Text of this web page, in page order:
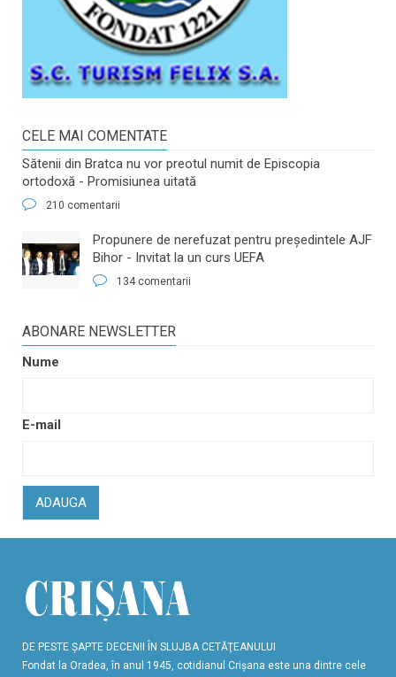
CELE MAI COMENTATE
Sătenii din Bratca nu vor preotul numit de Episcopia
ortodoxă - Promisiunea uitată
210 comentarii
​Propunere de nerefuzat pentru preşedintele AJF
Bihor - Invitat la un curs UEFA
134 comentarii
ABONARE NEWSLETTER
Nume
E-mail
ADAUGA
DE PESTE ŞAPTE DECENII ÎN SLUJBA CETĂŢEANULUI
Fondat la Oradea, în anul 1945, cotidianul Crişana este una dintre cele